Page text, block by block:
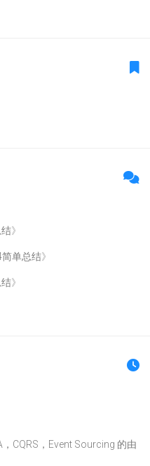
》
单总结》
》
CQRS，Event Sourcing 的由